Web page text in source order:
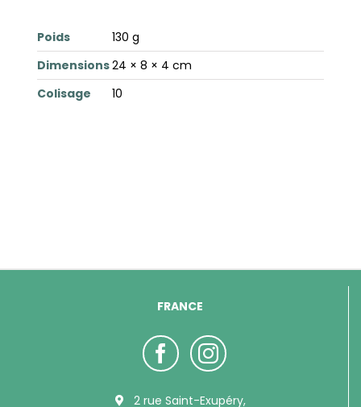
Poids
130 g
Dimensions24 × 8 × 4 cm
Colisage
10
FRANCE
2 rue Saint-Exupéry,